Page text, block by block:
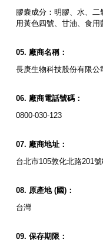
膠囊成分：明膠、水、
用黃色四號、甘油、食用
廠商名稱：
長庚生物科技股份有限公
廠商電話號碼：
0800-030-123
廠商地址：
台北市105敦化北路201
原產地(國) ：
台灣
保存期限：